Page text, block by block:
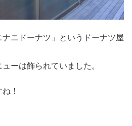
ニドーナツ」というドーナツ屋
ーは飾られていました。
！